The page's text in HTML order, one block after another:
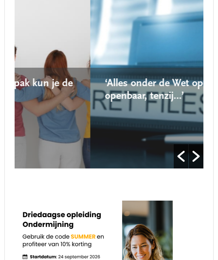
‘Alles onder de Wet open overheid is
openbaar, tenzij…’